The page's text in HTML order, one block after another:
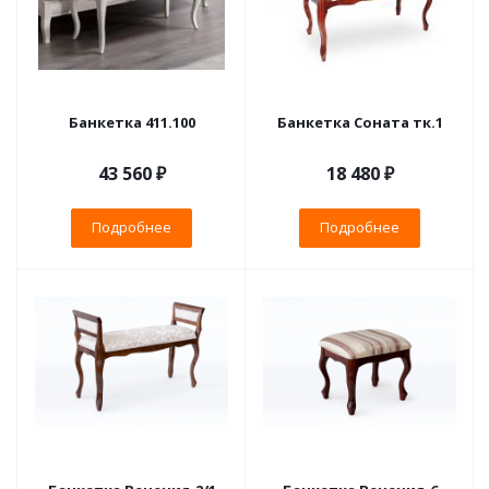
Банкетка 411.100
43 560 ₽
Подробнее
Банкетка Соната тк.1
18 480 ₽
Подробнее